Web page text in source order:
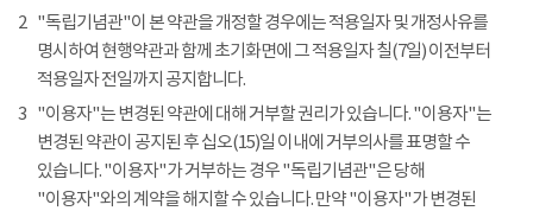
2 "독립기념관"이 본 약관을 개정할 경우에는 적용일자 및 개정사유를
명시하여 현행약관과 함께 초기화면에 그 적용일자 칠(7일) 이전부터
적용일자 전일까지 공지합니다.
3 "이용자"는 변경된 약관에 대해 거부할 권리가 있습니다. "이용자"는
변경된 약관이 공지된 후 십오(15)일 이내에 거부의사를 표명할 수
있습니다. "이용자"가 거부하는 경우 "독립기념관"은 당해
"이용자"와의 계약을 해지할 수 있습니다. 만약 "이용자"가 변경된